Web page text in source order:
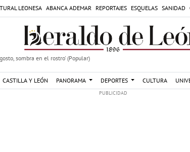
LEONESA ABANCA ADEMAR REPORTAJES ESQUELAS SANIDAD
sombra en el rostro' (Popular)
CASTILLA Y LEÓN PANORAMA DEPORTES CULTURA